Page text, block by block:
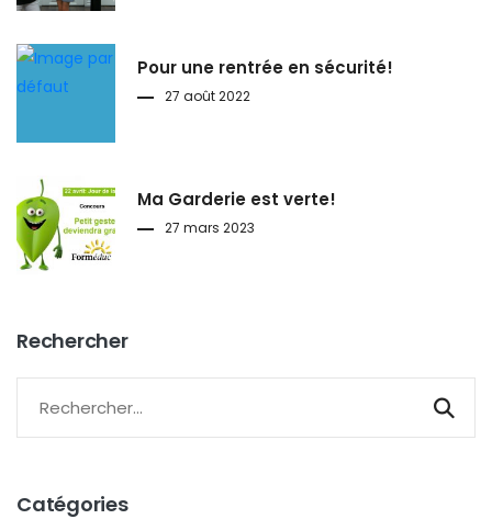
Pour une rentrée en sécurité!
27 août 2022
Ma Garderie est verte!
27 mars 2023
Rechercher
Catégories